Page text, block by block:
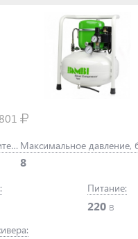
Производительность: Максимальное давление,
8
Питание:
220 в